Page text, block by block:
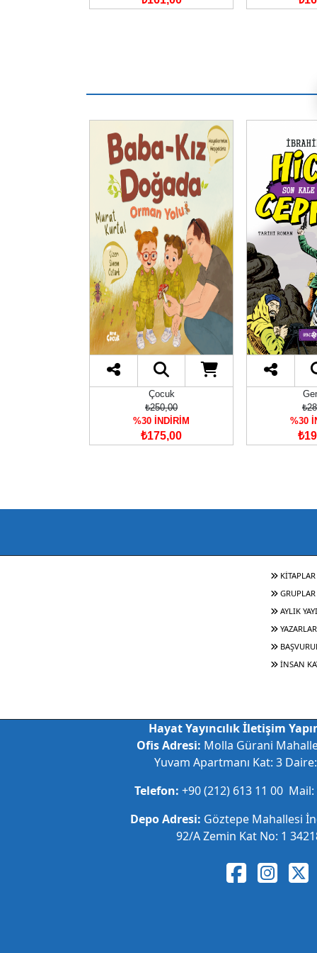
Çocuk
₺250,00
%30 İNDİRİM
₺175,00
%30
KİTAPLAR
GRUPLAR
AYLIK
YAZARLAR
İNSAN
Hayat Yayıncılık İletişim
Ofis Adresi: Molla Gürani
Yuvam Apartmanı Kat: 3
Telefon: +90 (212) 613 11 00
Depo Adresi: Göztepe Mahallesi
92/A Zemin Kat No: 1